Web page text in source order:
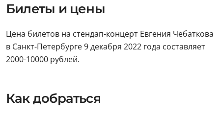
Билеты и цены
Цена билетов на стендап-концерт Евгения Чебаткова
в Санкт-Петербурге 9 декабря 2022 года составляет
2000-10000 рублей.
Как добраться